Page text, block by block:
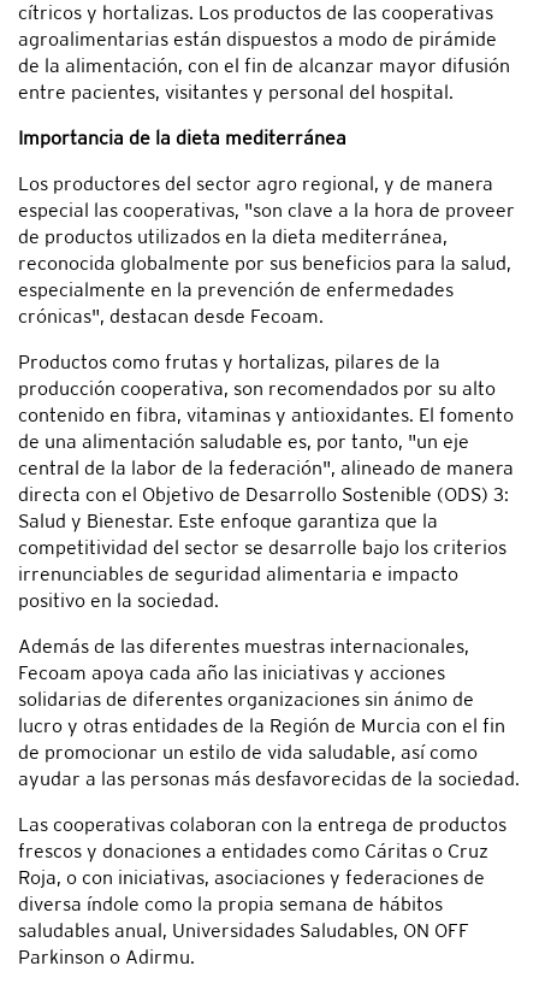
cítricos y hortalizas. Los productos de las cooperativas
agroalimentarias están dispuestos a modo de pirámide
de la alimentación, con el fin de alcanzar mayor difusión
entre pacientes, visitantes y personal del hospital.
Importancia de la dieta mediterránea
Los productores del sector agro regional, y de manera
especial las cooperativas, "son clave a la hora de proveer
de productos utilizados en la dieta mediterránea,
reconocida globalmente por sus beneficios para la salud,
especialmente en la prevención de enfermedades
crónicas", destacan desde Fecoam.
Productos como frutas y hortalizas, pilares de la
producción cooperativa, son recomendados por su alto
contenido en fibra, vitaminas y antioxidantes. El fomento
de una alimentación saludable es, por tanto, "un eje
central de la labor de la federación", alineado de manera
directa con el Objetivo de Desarrollo Sostenible (ODS) 3:
Salud y Bienestar. Este enfoque garantiza que la
competitividad del sector se desarrolle bajo los criterios
irrenunciables de seguridad alimentaria e impacto
positivo en la sociedad.
Además de las diferentes muestras internacionales,
Fecoam apoya cada año las iniciativas y acciones
solidarias de diferentes organizaciones sin ánimo de
lucro y otras entidades de la Región de Murcia con el fin
de promocionar un estilo de vida saludable, así como
ayudar a las personas más desfavorecidas de la sociedad.
Las cooperativas colaboran con la entrega de productos
frescos y donaciones a entidades como Cáritas o Cruz
Roja, o con iniciativas, asociaciones y federaciones de
diversa índole como la propia semana de hábitos
saludables anual, Universidades Saludables, ON OFF
Parkinson o Adirmu.